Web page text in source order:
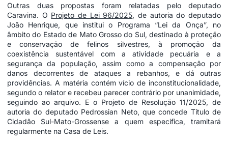
Outras duas propostas foram relatadas pelo deputado
Caravina. O Projeto de Lei 96/2025, de autoria do deputado
João Henrique, que institui o Programa “Lei da Onça”, no
âmbito do Estado de Mato Grosso do Sul, destinado à proteção
e conservação de felinos silvestres, à promoção da
coexistência sustentável com a atividade pecuária e a
segurança da população, assim como a compensação por
danos decorrentes de ataques a rebanhos, e dá outras
providências. A matéria contém vício de inconstitucionalidade,
segundo o relator e recebeu parecer contrário por unanimidade,
seguindo ao arquivo. E o Projeto de Resolução 11/2025, de
autoria do deputado Pedrossian Neto, que concede Título de
Cidadão Sul-Mato-Grossense a quem especifica, tramitará
regularmente na Casa de Leis.